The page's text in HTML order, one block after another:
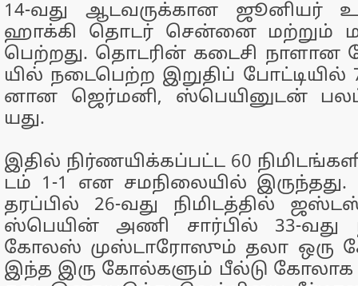
14-வது ஆடவருக்​கான ஜூனியர்
ஹாக்கி தொடர் சென்னை மற்​றும்
பெற்​றது. தொடரின் கடைசி நாளான
யில் நடை​பெற்ற இறு​திப் போட்​டி​யில்
னான ஜெர்​மனி, ஸ்பெ​யினுடன்
யது.
இதில் நிர்​ண​யிக்​கப்​பட்ட 60
டம் 1-1 என சமநிலை​யில்
தரப்​பில் 26-வது நிமிடத்​தில்
ஸ்பெ​யின் அணி சார்​பில் 33-வது
கோலஸ் முஸ்​டாரோஸும் தலா ஒரு
இந்த இரு கோல்களும் பீல்டு கோலாக